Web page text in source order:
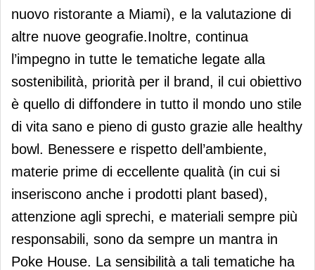
nuovo ristorante a Miami), e la valutazione di
altre nuove geografie.Inoltre, continua
l’impegno in tutte le tematiche legate alla
sostenibilità, priorità per il brand, il cui obiettivo
è quello di diffondere in tutto il mondo uno stile
di vita sano e pieno di gusto grazie alle healthy
bowl. Benessere e rispetto dell’ambiente,
materie prime di eccellente qualità (in cui si
inseriscono anche i prodotti plant based),
attenzione agli sprechi, e materiali sempre più
responsabili, sono da sempre un mantra in
Poke House. La sensibilità a tali tematiche ha